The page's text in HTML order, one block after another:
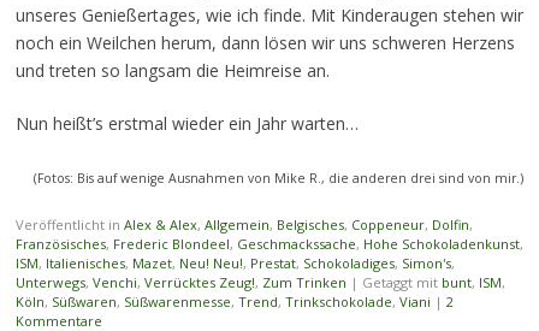
unseres Genießertages, wie ich finde. Mit Kinderaugen stehen wir
noch ein Weilchen herum, dann lösen wir uns schweren Herzens
und treten so langsam die Heimreise an.
Nun heißt’s erstmal wieder ein Jahr warten…
(Fotos: Bis auf wenige Ausnahmen von Mike R., die anderen drei sind von mir.)
Veröffentlicht in Alex & Alex, Allgemein, Belgisches, Coppeneur, Dolfin,
Französisches, Frederic Blondeel, Geschmackssache, Hohe Schokoladenkunst,
ISM, Italienisches, Mazet, Neu! Neu!, Prestat, Schokoladiges, Simon's,
Unterwegs, Venchi, Verrücktes Zeug!, Zum Trinken | Getaggt mit bunt, ISM,
Köln, Süßwaren, Süßwarenmesse, Trend, Trinkschokolade, Viani | 2
Kommentare